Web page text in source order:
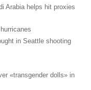
Arabia helps hit proxies
in Seattle shooting
«transgender dolls» in